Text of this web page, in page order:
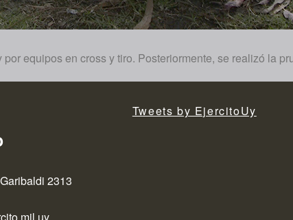
equipos en cross y tiro. Posteriormente, se realizó la
2313
Tweets by EjercitoUy